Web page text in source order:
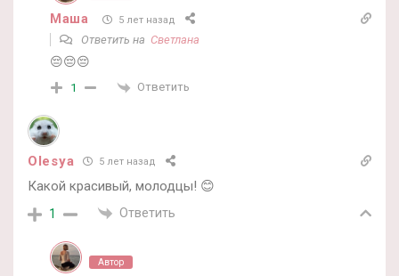
Маша 5 лет назад
Ответить на Светлана
😔😔😔
1 Ответить
Olesya 5 лет назад
Какой красивый, молодцы! 😊
1 Ответить
Автор